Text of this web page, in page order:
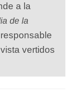
a la
de la
vertidos